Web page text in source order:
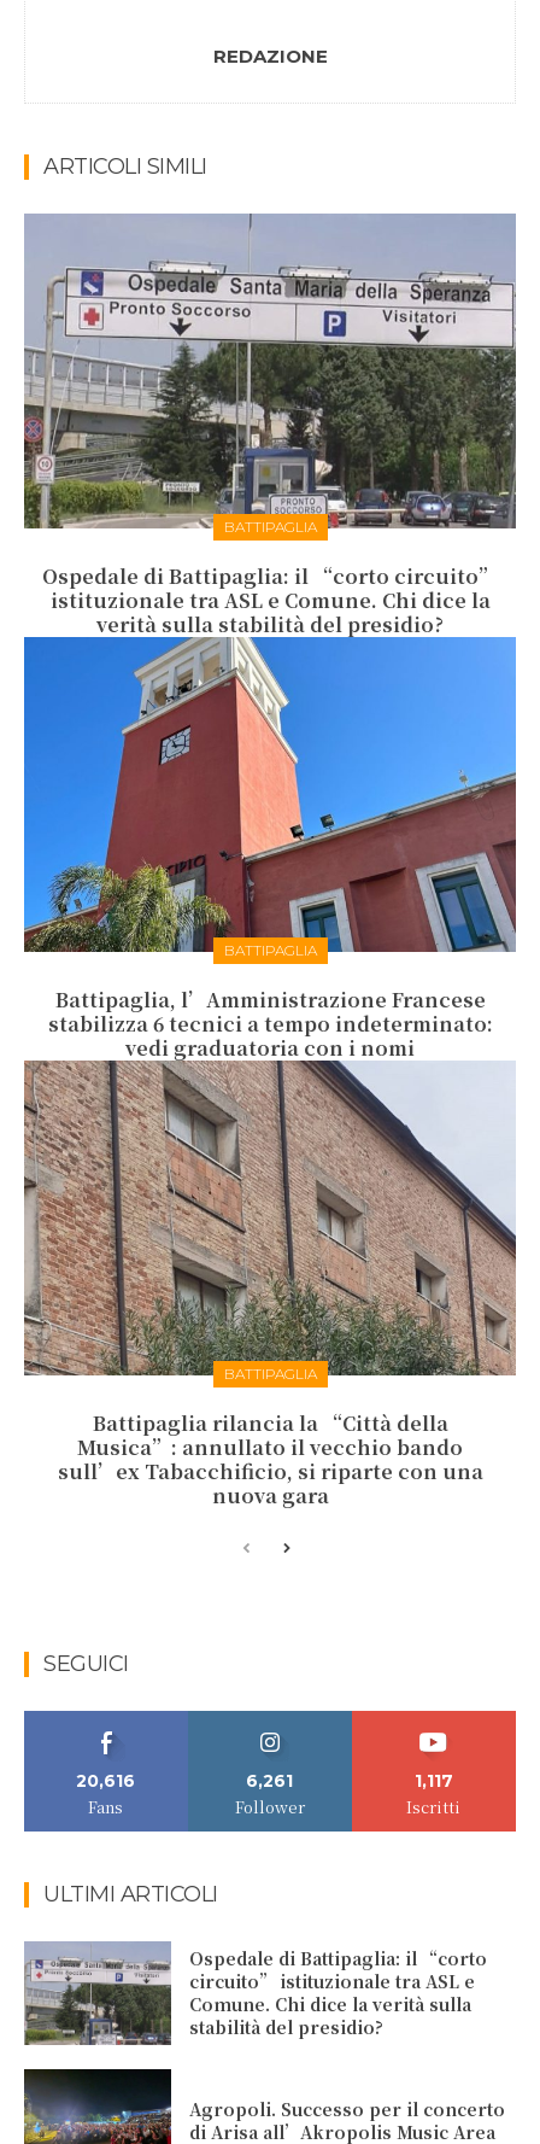
REDAZIONE
ARTICOLI SIMILI
BATTIPAGLIA
Ospedale di Battipaglia: il “corto circuito”
istituzionale tra ASL e Comune. Chi dice la
verità sulla stabilità del presidio?
BATTIPAGLIA
Battipaglia, l’Amministrazione Francese
stabilizza 6 tecnici a tempo indeterminato:
vedi graduatoria con i nomi
BATTIPAGLIA
Battipaglia rilancia la “Città della
Musica”: annullato il vecchio bando
sull’ex Tabacchificio, si riparte con una
nuova gara
SEGUICI
20,616
Fans
6,261
Follower
1,117
Iscritti
ULTIMI ARTICOLI
Ospedale di Battipaglia: il “corto
circuito” istituzionale tra ASL e
Comune. Chi dice la verità sulla
stabilità del presidio?
Agropoli. Successo per il concerto
di Arisa all’Akropolis Music Area